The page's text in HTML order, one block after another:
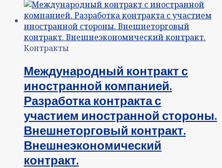
Контракты
Международный контракт с
иностранной компанией.
Разработка контракта с
участием иностранной стороны.
Внешнеторговый контракт.
Внешнеэкономический
контракт.